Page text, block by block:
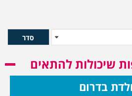
סדר
שיכולות להתאים
בדרום